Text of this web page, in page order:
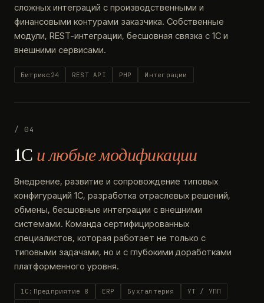
сложных интеграций с производственными и
финансовыми контурами заказчика. Собственные
модули, REST-интеграции, бесшовная связка с 1С и
внешними сервисами.
Битрикс24 REST API PHP Интеграции
/ 04
1С и любые модификации
Внедрение, развитие и сопровождение типовых
конфигураций 1С, разработка отраслевых решений,
обмены, бесшовные интеграции с внешними
системами. Команда сертифицированных
специалистов, которая работает не только с
типовыми задачами, но и с глубокими доработками
платформенного уровня.
1С:Предприятие 8 ERP Бухгалтерия
УТ / УПП